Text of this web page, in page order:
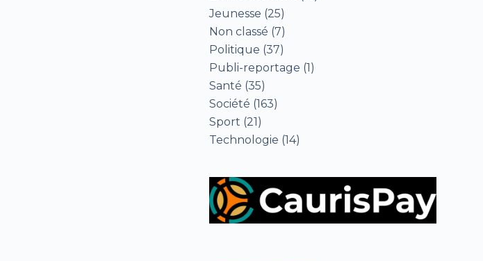
Jeunesse (25)
Non classé (7)
Politique (37)
Publi-reportage (1)
Santé (35)
Société (163)
Sport (21)
Technologie (14)